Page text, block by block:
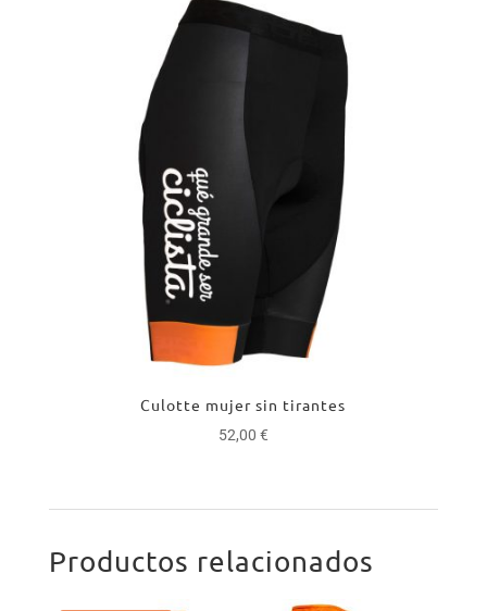
era:
20,00 €.15,00 €.
Culotte mujer sin tirantes
52,00 €
Productos relacionados